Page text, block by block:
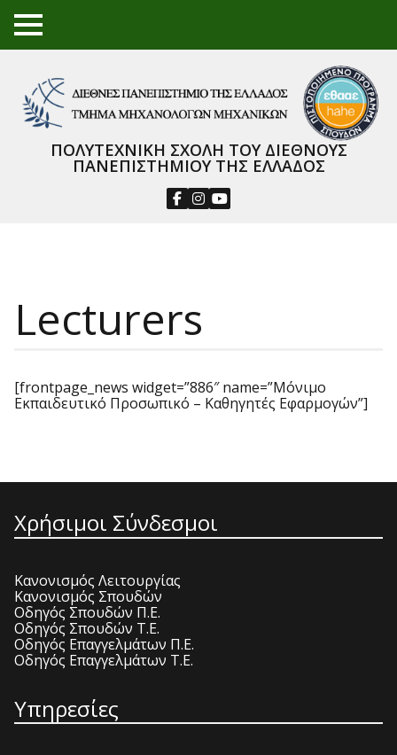
TO
GGL
NU
ΠΟΛΥΤΕΧΝΙΚΗ ΣΧΟΛΗ ΤΟΥ ΔΙΕΘΝΟΥΣ
ΠΑΝΕΠΙΣΤΗΜΙΟΥ ΤΗΣ ΕΛΛΑΔΟΣ
Lecturers
[frontpage_news widget=”886″ name=”Μόνιμο
Εκπαιδευτικό Προσωπικό – Καθηγητές Εφαρμογών”]
Χρήσιμοι Σύνδεσμοι
Κανονισμός Λειτουργίας
Κανονισμός Σπουδών
Οδηγός Σπουδών Π.Ε.
Οδηγός Σπουδών Τ.Ε.
Οδηγός Επαγγελμάτων Π.Ε.
Οδηγός Επαγγελμάτων Τ.Ε.
Υπηρεσίες